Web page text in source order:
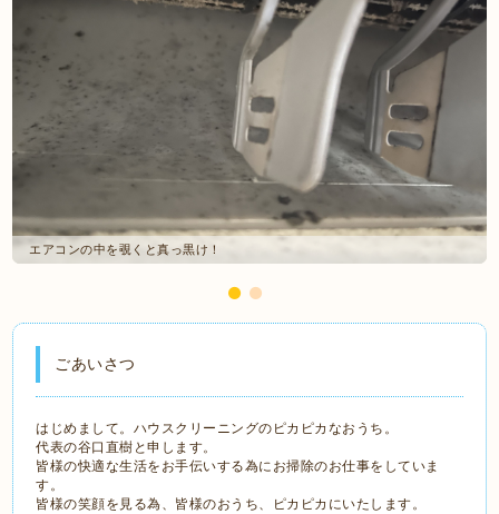
エアコンの中を覗くと真っ黒け！
ごあいさつ
はじめまして。ハウスクリーニングのピカピカなおうち。
代表の谷口直樹と申します。
皆様の快適な生活をお手伝いする為にお掃除のお仕事をしていま
す。
皆様の笑顔を見る為、皆様のおうち、ピカピカにいたします。